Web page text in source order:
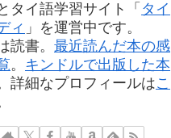
タイ語学習サイト「 タイ
ィ 」を運営中です。
読書。 最近読んだ本の感
。 キンドルで出版した本
詳細なプロフィールはこ